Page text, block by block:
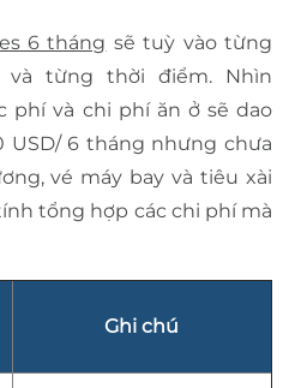
6 tháng sẽ tuỳ vào từng
và từng thời điểm. Nhìn
phí và chi phí ăn ở sẽ dao
USD/ 6 tháng nhưng chưa
vé máy bay và tiêu xài
tổng hợp các chi phí mà
Ghi chú